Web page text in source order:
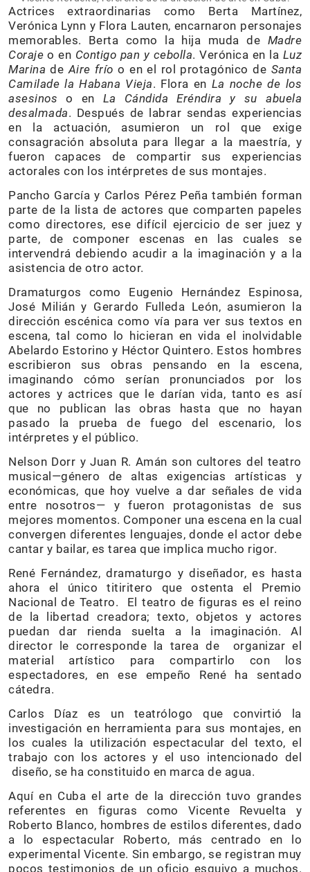
Actrices extraordinarias como Berta Martínez,
Verónica Lynn y Flora Lauten, encarnaron personajes
memorables. Berta como la hija muda de Madre
Coraje o en Contigo pan y cebolla. Verónica en la Luz
Marina deAire frío o en el rol protagónico de Santa
Camilade la Habana Vieja. Flora en La noche de los
asesinos o en La Cándida Eréndira y su abuela
desalmada. Después de labrar sendas experiencias
en la actuación, asumieron un rol que exige
consagración absoluta para llegar a la maestría, y
fueron capaces de compartir sus experiencias
actorales con los intérpretes de sus montajes.
Pancho García y Carlos Pérez Peña también forman
parte de la lista de actores que comparten papeles
como directores, ese difícil ejercicio de ser juez y
parte, de componer escenas en las cuales se
intervendrá debiendo acudir a la imaginación y a la
asistencia de otro actor.
Dramaturgos como Eugenio Hernández Espinosa,
José Milián y Gerardo Fulleda León, asumieron la
dirección escénica como vía para ver sus textos en
escena, tal como lo hicieran en vida el inolvidable
Abelardo Estorino y Héctor Quintero. Estos hombres
escribieron sus obras pensando en la escena,
imaginando cómo serían pronunciados por los
actores y actrices que le darían vida, tanto es así
que no publican las obras hasta que no hayan
pasado la prueba de fuego del escenario, los
intérpretes y el público.
Nelson Dorr y Juan R. Amán son cultores del teatro
musical—género de altas exigencias artísticas y
económicas, que hoy vuelve a dar señales de vida
entre nosotros— y fueron protagonistas de sus
mejores momentos. Componer una escena en la cual
convergen diferentes lenguajes, donde el actor debe
cantar y bailar, es tarea que implica mucho rigor.
René Fernández, dramaturgo y diseñador, es hasta
ahora el único titiritero que ostenta el Premio
Nacional de Teatro. El teatro de figuras es el reino
de la libertad creadora; texto, objetos y actores
puedan dar rienda suelta a la imaginación. Al
director le corresponde la tarea de organizar el
material artístico para compartirlo con los
espectadores, en ese empeño René ha sentado
cátedra.
Carlos Díaz es un teatrólogo que convirtió la
investigación en herramienta para sus montajes, en
los cuales la utilización espectacular del texto, el
trabajo con los actores y el uso intencionado del
diseño, se ha constituido en marca de agua.
Aquí en Cuba el arte de la dirección tuvo grandes
referentes en figuras como Vicente Revuelta y
Roberto Blanco, hombres de estilos diferentes, dado
a lo espectacular Roberto, más centrado en lo
experimental Vicente. Sin embargo, se registran muy
pocos testimonios de un oficio esquivo a muchos.